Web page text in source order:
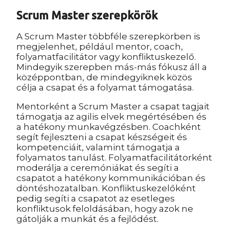
Scrum Master szerepkörök
A Scrum Master többféle szerepkörben is
megjelenhet, például mentor, coach,
folyamatfacilitátor vagy konfliktuskezelő.
Mindegyik szerepben más-más fókusz áll a
középpontban, de mindegyiknek közös
célja a csapat és a folyamat támogatása.
Mentorként a Scrum Master a csapat tagjait
támogatja az agilis elvek megértésében és
a hatékony munkavégzésben. Coachként
segít fejleszteni a csapat készségeit és
kompetenciáit, valamint támogatja a
folyamatos tanulást. Folyamatfacilitátorként
moderálja a ceremóniákat és segíti a
csapatot a hatékony kommunikációban és
döntéshozatalban. Konfliktuskezelőként
pedig segíti a csapatot az esetleges
konfliktusok feloldásában, hogy azok ne
gátolják a munkát és a fejlődést.